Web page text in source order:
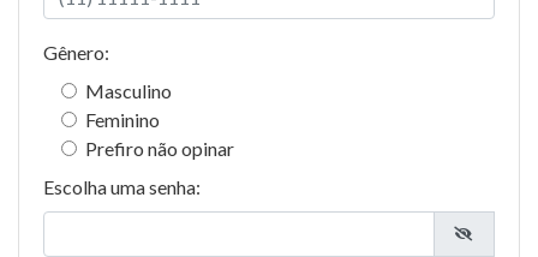
Gênero:
Masculino
Feminino
Prefiro não opinar
Escolha uma senha: